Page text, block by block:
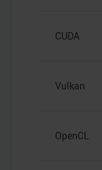
CUDA
Vulkan
OpenCL